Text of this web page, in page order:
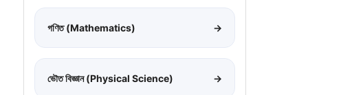
গণিত (Mathematics) →
ভৌত বিজ্ঞান (Physical Science) →